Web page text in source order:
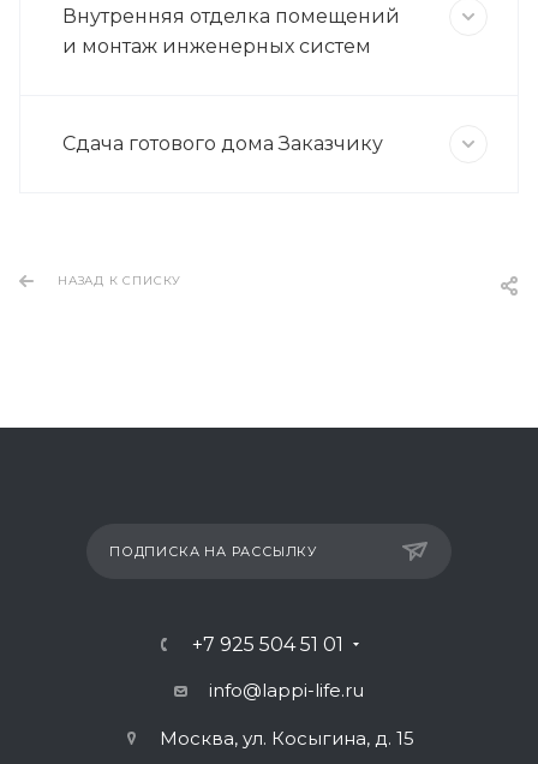
Внутренняя отделка помещений
и монтаж инженерных систем
Сдача готового дома Заказчику
НАЗАД К СПИСКУ
ПОДПИСКА НА РАССЫЛКУ
+7 925 504 51 01
info@lappi-life.ru
Москва, ул. Косыгина, д. 15